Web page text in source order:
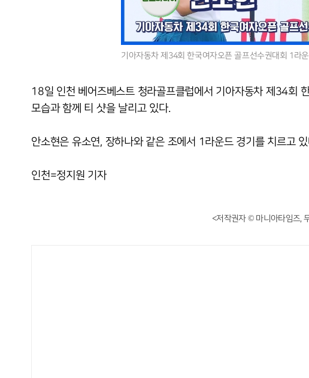
기아자동차 제34회 한국여자오픈 골프선수권대회 1라
18일 인천 베어즈베스트 청라골프클럽에서 기아자동차 제34회
모습과 함께 티 샷을 날리고 있다.
안소현은 유소연, 장하나와 같은 조에서 1라운드 경기를 치르고
인천=정지원 기자
<저작권자 © 마니아타임즈,